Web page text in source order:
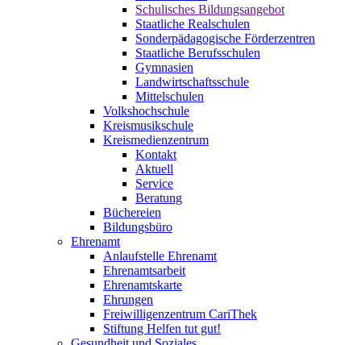
Schulisches Bildungsangebot
Staatliche Realschulen
Sonderpädagogische Förderzentren
Staatliche Berufsschulen
Gymnasien
Landwirtschaftsschule
Mittelschulen
Volkshochschule
Kreismusikschule
Kreismedienzentrum
Kontakt
Aktuell
Service
Beratung
Büchereien
Bildungsbüro
Ehrenamt
Anlaufstelle Ehrenamt
Ehrenamtsarbeit
Ehrenamtskarte
Ehrungen
Freiwilligenzentrum CariThek
Stiftung Helfen tut gut!